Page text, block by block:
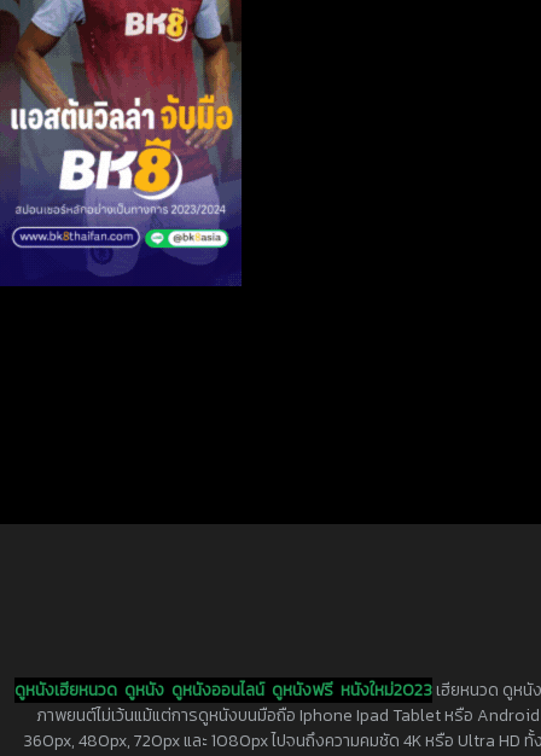
ดูหนังเฮียหนวด ดูหนัง ดูหนังออนไลน์ ดูหนังฟรี หนังใหม่2023เฮียหนวด ดูหนั
ภาพยนต์ไม่เว้นแม้แต่การดูหนังบนมือถือ Iphone Ipad Tablet หรือ
360px, 480px, 720px และ 1080px ไปจนถึงความคมชัด 4K หรือ Ultra HD